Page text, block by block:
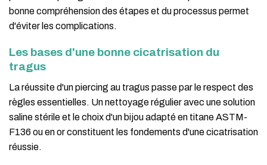
bonne compréhension des étapes et du processus permet
d'éviter les complications.
Les bases d'une bonne cicatrisation du
tragus
La réussite d'un piercing au tragus passe par le respect des
règles essentielles. Un nettoyage régulier avec une solution
saline stérile et le choix d'un bijou adapté en titane ASTM-
F136 ou en or constituent les fondements d'une cicatrisation
réussie.